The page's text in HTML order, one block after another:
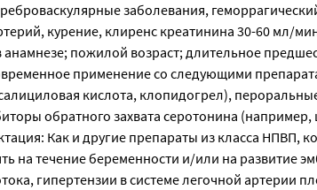
заболевания,
курение, клиренс креатинина 30-60 мл/
анамнезе; пожилой возраст; длительное
применение со следующими
кислота, клопидогрел),
обратного захвата серотонина
Как и другие препараты из класса НПВП,
на течение беременности и/или на развитие
гипертензии в системе легочной